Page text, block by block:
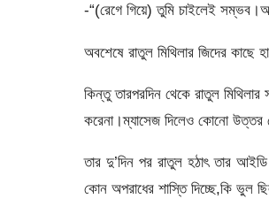
-“(রেগে গিয়ে) তুমি চাইলেই
অবশেষে রাতুল মিথিলার জিদের কাছে
কিন্তু তারপরদিন থেকে রাতুল
করেনা।ম্যাসেজ দিলেও কোনো উত্তর
তার দু’দিন পর রাতুল হঠাৎ তার
কোন অপরাধের শাস্তি দিচ্ছে,কি ভুল